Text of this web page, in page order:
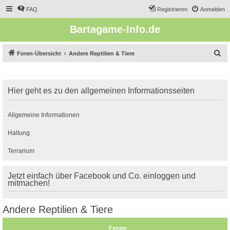
FAQ Anmelden
Registrieren
Bartagame-Info.de
Foren-Übersicht Andere Reptilien & Tiere
e
Hier geht es zu den allgemeinen Informationsseiten
Allgemeine Informationen
Haltung
Terrarium
Jetzt einfach über Facebook und Co. einloggen und
mitmachen!
Andere Reptilien & Tiere
Forum